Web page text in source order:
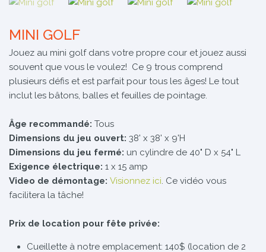
MINI GOLF
Jouez au mini golf dans votre propre cour et jouez aussi
souvent que vous le voulez! Ce 9 trous comprend
plusieurs défis et est parfait pour tous les âges! Le tout
inclut les bâtons, balles et feuilles de pointage.
Âge recommandé: Tous
Dimensions du jeu ouvert: 38' x 38' x 9'H
Dimensions du jeu fermé: un cylindre de 40" D x 54" L
Exigence électrique: 1 x 15 amp
Video de démontage: Visionnez ici. Ce vidéo vous
facilitera la tâche!
Prix de location pour fête privée:
Cueillette à notre emplacement: 140$ (location de 2